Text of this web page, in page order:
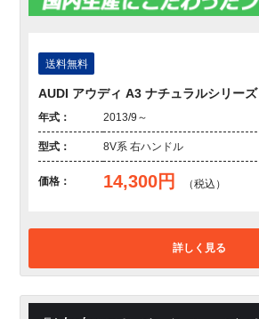
送料無料
AUDI アウディ A3 ナチュラルシリーズ
年式： 2013/9～
型式： 8V系 右ハンドル
価格： 14,300円 （税込）
詳しく見る